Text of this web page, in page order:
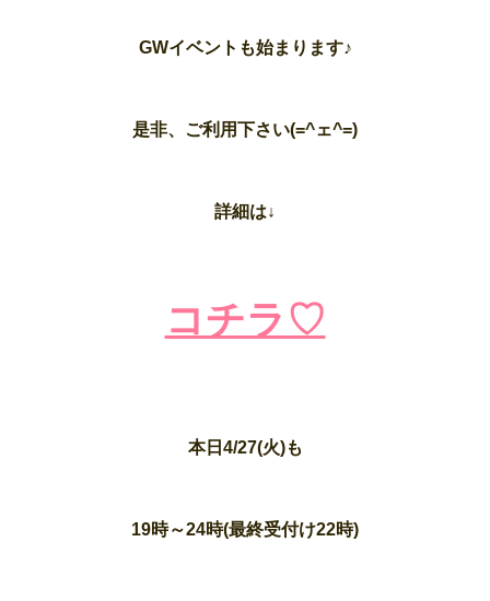
GWイベントも始まります♪
是非、ご利用下さい(=^ェ^=)
詳細は↓
コチラ♡
本日4/27(火)も
19時～24時(最終受付け22時)